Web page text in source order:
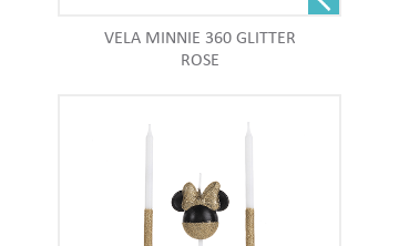
VELA MINNIE 360 GLITTER
ROSE